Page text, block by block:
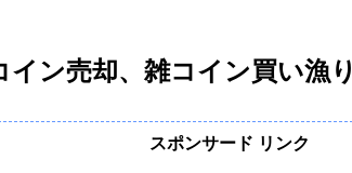
ン売却、雑コイン買い漁り
スポンサード リンク